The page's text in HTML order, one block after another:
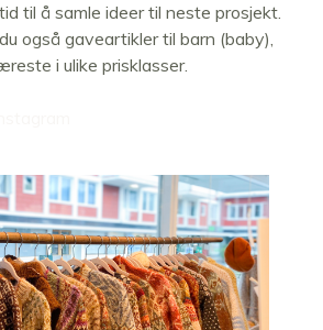
til å samle ideer til neste prosjekt.
også gaveartikler til barn (baby),
i ulike prisklasser.